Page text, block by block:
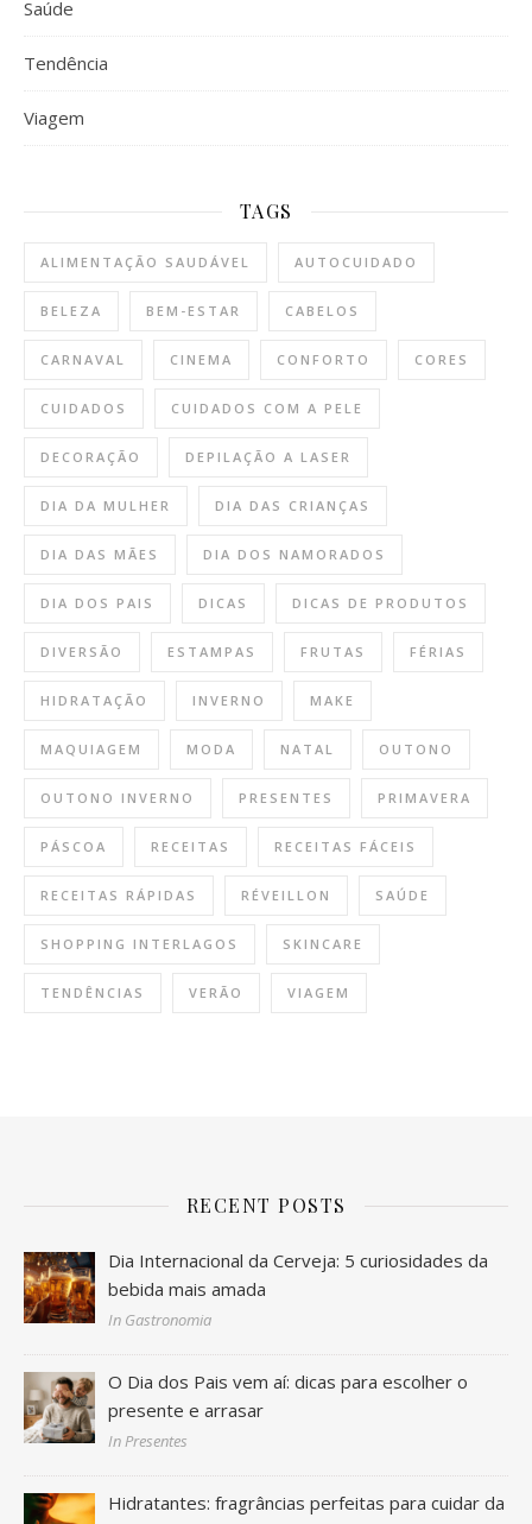
Saúde
Tendência
Viagem
TAGS
ALIMENTAÇÃO SAUDÁVEL AUTOCUIDADO
BELEZA BEM-ESTAR CABELOS
CARNAVAL CINEMA CONFORTO CORES
CUIDADOS CUIDADOS COM A PELE
DECORAÇÃO DEPILAÇÃO A LASER
DIA DA MULHER DIA DAS CRIANÇAS
DIA DAS MÃES DIA DOS NAMORADOS
DIA DOS PAIS DICAS DICAS DE PRODUTOS
DIVERSÃO ESTAMPAS FRUTAS FÉRIAS
HIDRATAÇÃO INVERNO MAKE
MAQUIAGEM MODA NATAL OUTONO
OUTONO INVERNO PRESENTES PRIMAVERA
PÁSCOA RECEITAS RECEITAS FÁCEIS
RECEITAS RÁPIDAS RÉVEILLON SAÚDE
SHOPPING INTERLAGOS SKINCARE
TENDÊNCIAS VERÃO VIAGEM
RECENT POSTS
Dia Internacional da Cerveja: 5 curiosidades da
bebida mais amada
In Gastronomia
O Dia dos Pais vem aí: dicas para escolher o
presente e arrasar
In Presentes
Hidratantes: fragrâncias perfeitas para cuidar da